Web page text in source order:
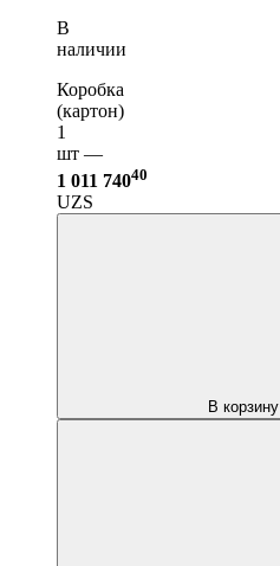
В
наличии
Коробка
(картон)
1
шт —
1 011 74040
UZS
В корзину